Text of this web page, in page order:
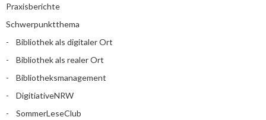
Praxisberichte
Schwerpunktthema
Bibliothek als digitaler Ort
Bibliothek als realer Ort
Bibliotheksmanagement
DigitiativeNRW
SommerLeseClub